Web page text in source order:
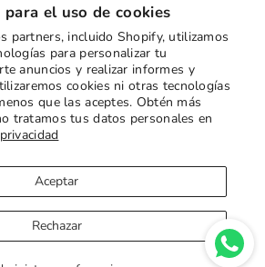
el uso de cookies
partners, incluido Shopify, utilizamos
para personalizar tu
anuncios y realizar informes y
cookies ni otras tecnologías
que las aceptes. Obtén más
tratamos tus datos personales en
Aceptar
Rechazar
en Colombia
Internacional
NEWSLETTER
ofertas directamente en tu buzón